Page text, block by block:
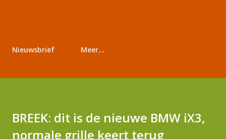
Nieuwsbrief Meer…
BREEK: dit is de nieuwe BMW iX3,
normale grille keert terug